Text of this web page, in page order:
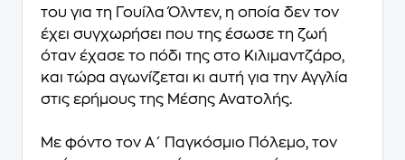
του για τη Γουίλα Όλντεν, η οποία δεν τον
έχει συγχωρήσει που της έσωσε τη ζωή
όταν έχασε το πόδι της στο Κιλιμαντζάρο,
και τώρα αγωνίζεται κι αυτή για την Αγγλία
στις ερήμους της Μέσης Ανατολής.
Με φόντο τον Α΄ Παγκόσμιο Πόλεμο, τον